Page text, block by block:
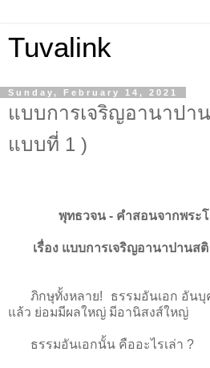
Tuvalink
Sunday, February 14, 2021
แบบการเจริญอานาปา
แบบที่ 1 )
พุทธวจน - คําสอนจากพระ
เรื่อง แบบการเจริญอานาปานส
ภิกษุทั้งหลาย! ธรรมอันเอก อันบุ
แล้ว ย่อมมีผลใหญ่ มีอานิสงส์ใหญ่
ธรรมอันเอกนั้น คืออะไรเล่า ?